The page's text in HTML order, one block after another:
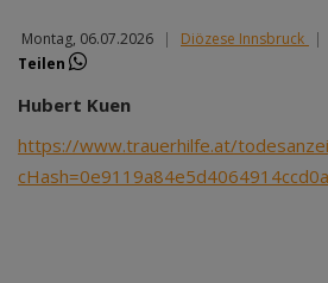
Montag, 06.07.2026 | Diözese Innsbruck |
Teilen
Hubert Kuen
https://www.trauerhilfe.at/